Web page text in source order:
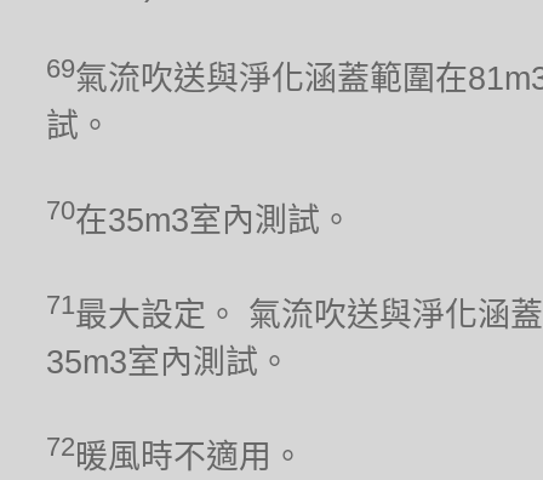
69氣流吹送與淨化涵蓋範圍在
試。
70在35m3室內測試。
71最大設定。 氣流吹送與淨化涵
35m3室內測試。
72 暖風時不適用。